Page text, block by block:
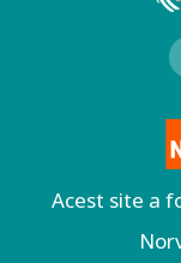
Acest site a